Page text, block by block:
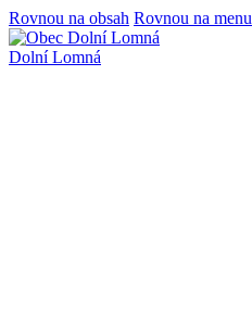
Rovnou na obsah Rovnou na menu
Dolní Lomná